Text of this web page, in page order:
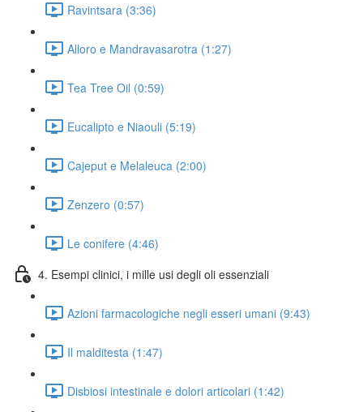
Ravintsara (3:36)
Alloro e Mandravasarotra (1:27)
Tea Tree Oil (0:59)
Eucalipto e Niaouli (5:19)
Cajeput e Melaleuca (2:00)
Zenzero (0:57)
Le conifere (4:46)
4. Esempi clinici, i mille usi degli oli essenziali
Azioni farmacologiche negli esseri umani (9:43)
Il malditesta (1:47)
Disbiosi intestinale e dolori articolari (1:42)